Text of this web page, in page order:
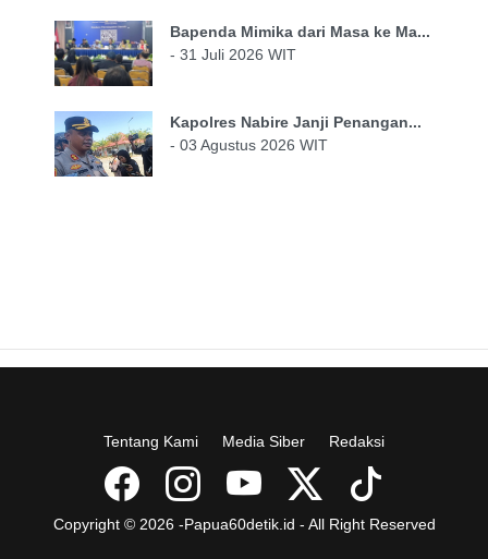
Bapenda Mimika dari Masa ke Ma...
- 31 Juli 2026 WIT
Kapolres Nabire Janji Penangan...
- 03 Agustus 2026 WIT
Tentang Kami Media Siber Redaksi
Copyright © 2026 -Papua60detik.id - All Right Reserved